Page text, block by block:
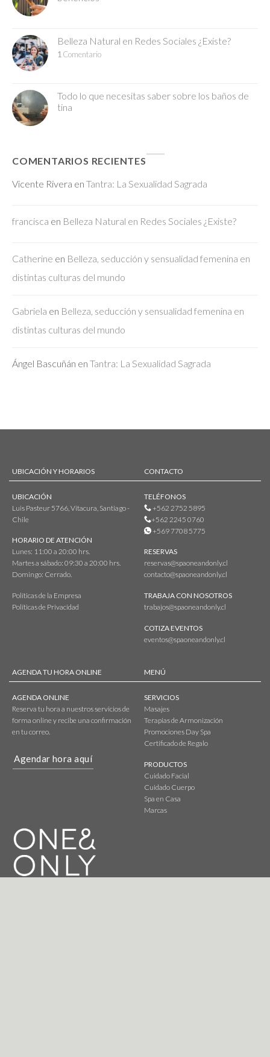
Belleza Natural en Redes Sociales ¿Existe?
1Comentario
Todo lo que necesitas saber sobre los baños de
tina
COMENTARIOS RECIENTES
Vicente Rivera en Tantra: La Sexualidad Sagrada
francisca en Belleza Natural en Redes Sociales ¿Existe?
Catherine en Belleza, seducción y sensualidad femenina en
distintas culturas del mundo
Gabriela en Belleza, seducción y sensualidad femenina en
distintas culturas del mundo
Ángel Bascuñán en Tantra: La Sexualidad Sagrada
UBICACIÓN Y HORARIOS
UBICACIÓN
Luis Pasteur 5766, Vitacura, Santiago -
Chile
HORARIO DE ATENCIÓN
Lunes: 11:00 a 20:00 hrs.
Martes a sábado: 09:30 a 20:00 hrs.
Domingo: Cerrado.
Políticas de la Empresa
Políticas de Privacidad
CONTACTO
TELÉFONOS
+562 2752 5895
+562 2245 0760
+569 7708 5775
RESERVAS
reservas@spaoneandonly.cl
contacto@spaoneandonly.cl
TRABAJA CON NOSOTROS
trabajos@spaoneandonly.cl
COTIZA EVENTOS
eventos@spaoneandonly.cl
AGENDA TU HORA ONLINE
AGENDA ONLINE
Reserva tu hora a nuestros servicios de
forma online y recibe una confirmación
en tu correo.
Agendar hora aquí
MENÚ
SERVICIOS
Masajes
Terapias de Armonización
Promociones Day Spa
Certificado de Regalo
PRODUCTOS
Cuidado Facial
Cuidado Cuerpo
Spa en Casa
Marcas